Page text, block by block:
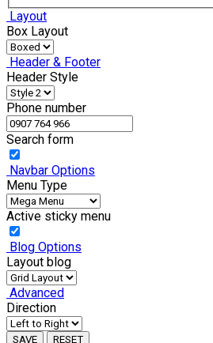
Layout
Box Layout
Header & Footer
Header Style
Phone number
Search form
Navbar Options
Menu Type
Active sticky menu
Blog Options
Layout blog
Advanced
Direction
SAVE RESET